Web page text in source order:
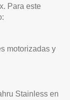
Para este
motorizadas y
Stainless en